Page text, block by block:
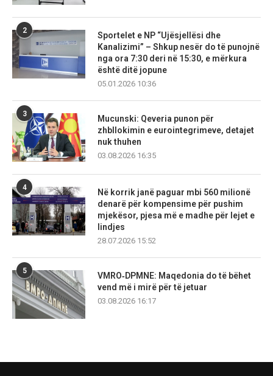
2
Sportelet e NP “Ujësjellësi dhe
Kanalizimi” – Shkup nesër do të punojnë
nga ora 7:30 deri në 15:30, e mërkura
është ditë jopune
05.01.2026 10:36
3
Mucunski: Qeveria punon për
zhbllokimin e eurointegrimeve, detajet
nuk thuhen
03.08.2026 16:35
4
Në korrik janë paguar mbi 560 milionë
denarë për kompensime për pushim
mjekësor, pjesa më e madhe për lejet e
lindjes
28.07.2026 15:52
5
VMRO‑DPMNE: Maqedonia do të bëhet
vend më i mirë për të jetuar
03.08.2026 16:17